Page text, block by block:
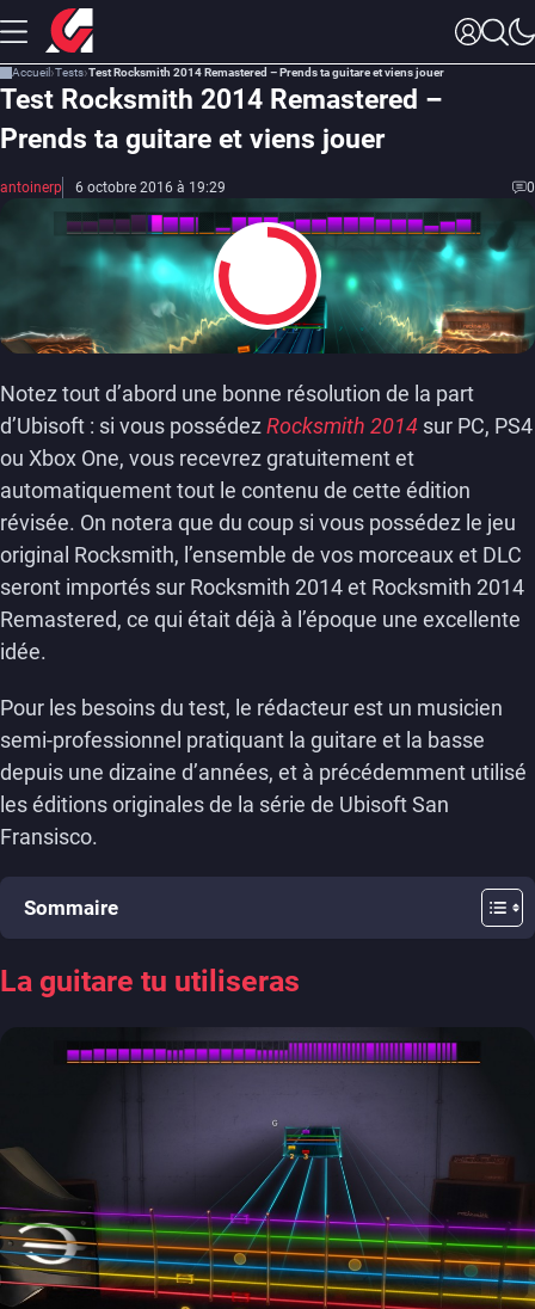
Accueil Tests Test Rocksmith 2014 Remastered – Prends ta guitare et viens jouer
Test Rocksmith 2014 Remastered –
Prends ta guitare et viens jouer
antoinerp 6 octobre 2016 à 19:29 0
8
Notez tout d’abord une bonne résolution de la part
d’Ubisoft : si vous possédez Rocksmith 2014 sur PC, PS4
ou Xbox One, vous recevrez gratuitement et
automatiquement tout le contenu de cette édition
révisée. On notera que du coup si vous possédez le jeu
original Rocksmith, l’ensemble de vos morceaux et DLC
seront importés sur Rocksmith 2014 et Rocksmith 2014
Remastered, ce qui était déjà à l’époque une excellente
idée.
Pour les besoins du test, le rédacteur est un musicien
semi-professionnel pratiquant la guitare et la basse
depuis une dizaine d’années, et à précédemment utilisé
les éditions originales de la série de Ubisoft San
Fransisco.
Sommaire
La guitare tu utiliseras